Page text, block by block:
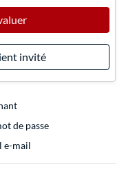
invité
de passe
e-mail